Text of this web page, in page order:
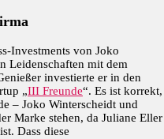
Investments von Joko
Leidenschaften mit dem
investierte er in den
„III Freunde“. Es ist korrekt,
– Joko Winterscheidt und
Marke stehen, da Juliane Eller
Dass diese